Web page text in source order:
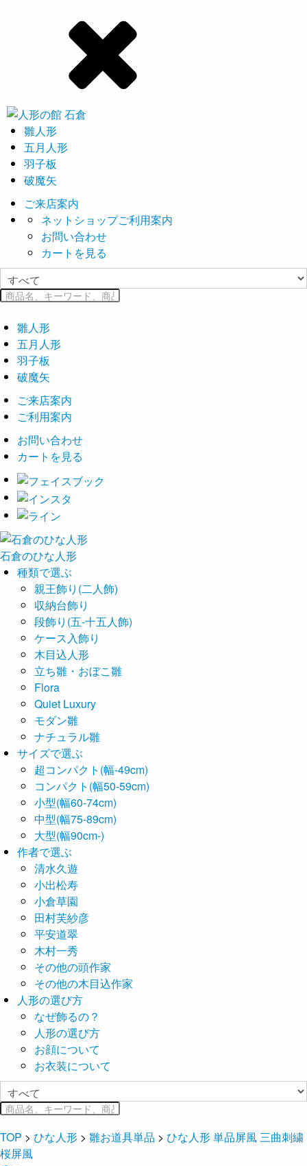
雛人形
五月人形
羽子板
破魔矢
ご来店案内
ネットショップご利用案内
お問い合わせ
カートを見る
雛人形
五月人形
羽子板
破魔矢
ご来店案内
ご利用案内
お問い合わせ
カートを見る
石倉のひな人形
種類で選ぶ
親王飾り(二人飾)
収納台飾り
段飾り(五-十五人飾)
ケース入飾り
木目込人形
立ち雛・おぼこ雛
Flora
Quiet Luxury
モダン雛
ナチュラル雛
サイズで選ぶ
超コンパクト(幅-49cm)
コンパクト(幅50-59cm)
小型(幅60-74cm)
中型(幅75-89cm)
大型(幅90cm-)
作者で選ぶ
清水久遊
小出松寿
小倉草園
田村芙紗彦
平安道翠
木村一秀
その他の頭作家
その他の木目込作家
人形の選び方
なぜ飾るの？
人形の選び方
お顔について
お衣装について
TOP > ひな人形 > 雛お道具単品 > ひな人形 単品屏風 三曲刺繍
桜屏風